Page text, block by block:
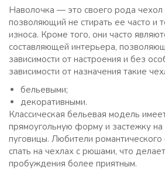
Наволочка — это своего рода чехол
позволяющий не стирать ее часто
износа. Кроме того, они часто
составляющей интерьера,
зависимости от настроения и без
зависимости от назначения такие
бельевыми;
декоративными.
Классическая бельевая модель
прямоугольную форму и застежку на
пуговицы. Любители
спать на чехлах с рюшами, что
пробуждения более приятным.